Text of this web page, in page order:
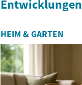
Entwicklungen
HEIM & GARTEN